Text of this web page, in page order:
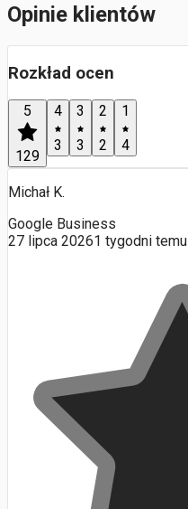
Opinie klientów
Rozkład ocen
5
129
4
3
3
3
2
2
1
4
Michał K.
Google Business
27 lipca 20261 tygodni temu